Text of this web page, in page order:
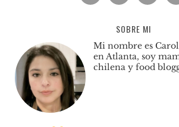
SOBRE MI
Mi nombre es
en Atlanta, soy
chilena y food